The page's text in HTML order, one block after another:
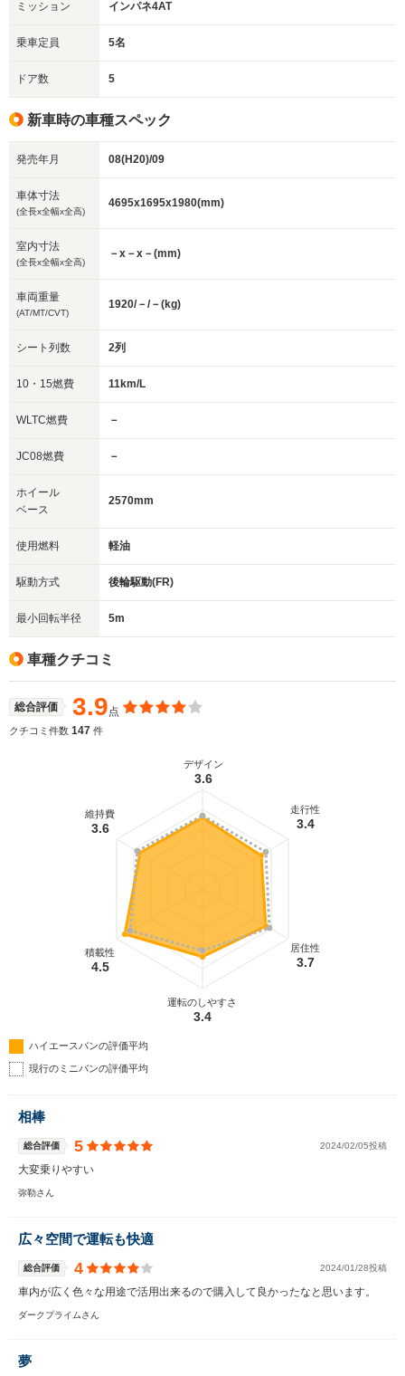
ミッション インパネ4AT
乗車定員 5名
ドア数 5
新車時の車種スペック
発売年月 08(H20)/09
車体寸法
(全長x全幅x全高)
4695x1695x1980(mm)
室内寸法
(全長x全幅x全高)
－x－x－(mm)
車両重量
(AT/MT/CVT)
1920/－/－(kg)
シート列数 2列
10・15燃費 11km/L
WLTC燃費 －
JC08燃費 －
ホイール
ベース
2570mm
使用燃料 軽油
駆動方式 後輪駆動(FR)
最小回転半径 5m
車種クチコミ
総合評価 3.9点
クチコミ件数 147 件
デザイン
3.6
走行性
3.4
居住性
3.7
運転のしやすさ
3.4
積載性
4.5
維持費
3.6
ハイエースバンの評価平均
現行のミニバンの評価平均
相棒
総合評価 5 2024/02/05投稿
大変乗りやすい
弥勒さん
広々空間で運転も快適
総合評価 4 2024/01/28投稿
車内が広く色々な用途で活用出来るので購入して良かったなと思います。
ダークプライムさん
夢